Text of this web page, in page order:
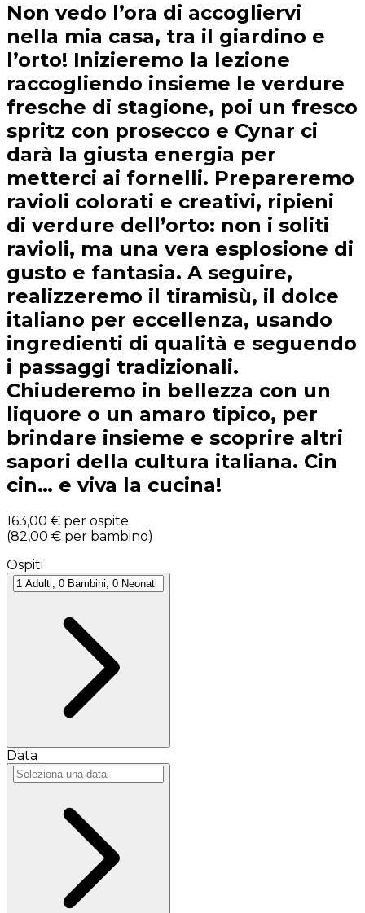
Non vedo l’ora di accogliervi
nella mia casa, tra il giardino e
l’orto! Inizieremo la lezione
raccogliendo insieme le verdure
fresche di stagione, poi un fresco
spritz con prosecco e Cynar ci
darà la giusta energia per
metterci ai fornelli. Prepareremo
ravioli colorati e creativi, ripieni
di verdure dell’orto: non i soliti
ravioli, ma una vera esplosione di
gusto e fantasia. A seguire,
realizzeremo il tiramisù, il dolce
italiano per eccellenza, usando
ingredienti di qualità e seguendo
i passaggi tradizionali.
Chiuderemo in bellezza con un
liquore o un amaro tipico, per
brindare insieme e scoprire altri
sapori della cultura italiana. Cin
cin… e viva la cucina!
163,00 € per ospite
(82,00 € per bambino)
Ospiti
Data